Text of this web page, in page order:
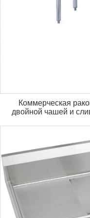
Коммерческая
двойной чашей и